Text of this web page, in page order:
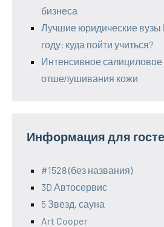
бизнеса
Лучшие юридические вузы
году: куда пойти учиться?
Интенсивное салициловое
отшелушивания кожи
Информация для
#1528 (без названия)
3D Автосервис
5 Звезд, сауна
Art Cooper